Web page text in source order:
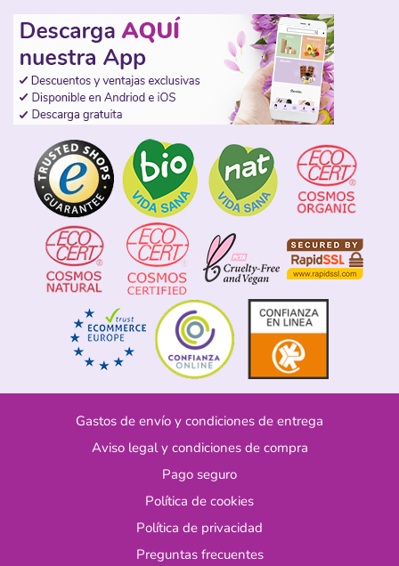
Gastos de envío y condiciones de entrega
Aviso legal y condiciones de compra
Pago seguro
Política de cookies
Política de privacidad
Preguntas frecuentes